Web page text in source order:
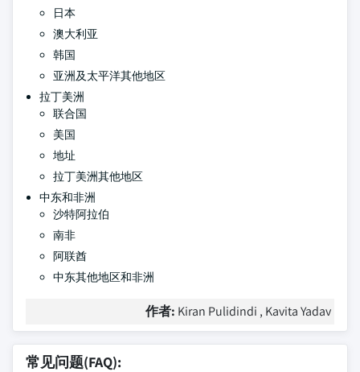
日本
澳大利亚
韩国
亚洲及太平洋其他地区
拉丁美洲
联合国
美国
地址
拉丁美洲其他地区
中东和非洲
沙特阿拉伯
南非
阿联酋
中东其他地区和非洲
作者: Kiran Pulidindi , Kavita Yadav
常见问题(FAQ):